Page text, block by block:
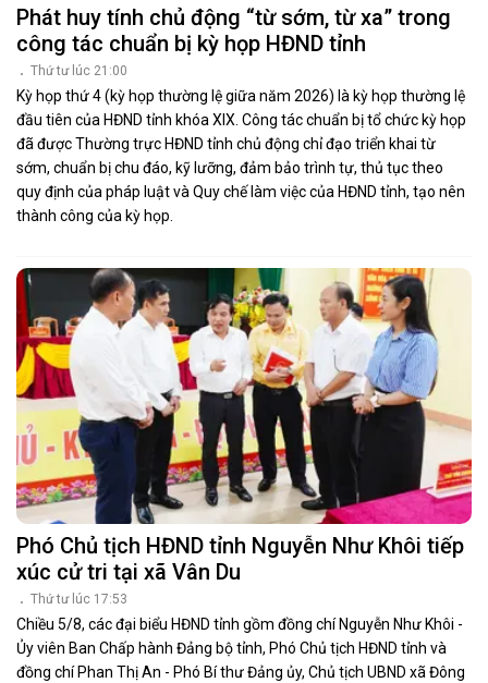
Phát huy tính chủ động “từ sớm, từ xa” trong
công tác chuẩn bị kỳ họp HĐND tỉnh
Thứ tư lúc 21:00
Kỳ họp thứ 4 (kỳ họp thường lệ giữa năm 2026) là kỳ họp thường lệ
đầu tiên của HĐND tỉnh khóa XIX. Công tác chuẩn bị tổ chức kỳ họp
đã được Thường trực HĐND tỉnh chủ động chỉ đạo triển khai từ
sớm, chuẩn bị chu đáo, kỹ lưỡng, đảm bảo trình tự, thủ tục theo
quy định của pháp luật và Quy chế làm việc của HĐND tỉnh, tạo nên
thành công của kỳ họp.
Phó Chủ tịch HĐND tỉnh Nguyễn Như Khôi tiếp
xúc cử tri tại xã Vân Du
Thứ tư lúc 17:53
Chiều 5/8, các đại biểu HĐND tỉnh gồm đồng chí Nguyễn Như Khôi -
Ủy viên Ban Chấp hành Đảng bộ tỉnh, Phó Chủ tịch HĐND tỉnh và
đồng chí Phan Thị An - Phó Bí thư Đảng ủy, Chủ tịch UBND xã Đông